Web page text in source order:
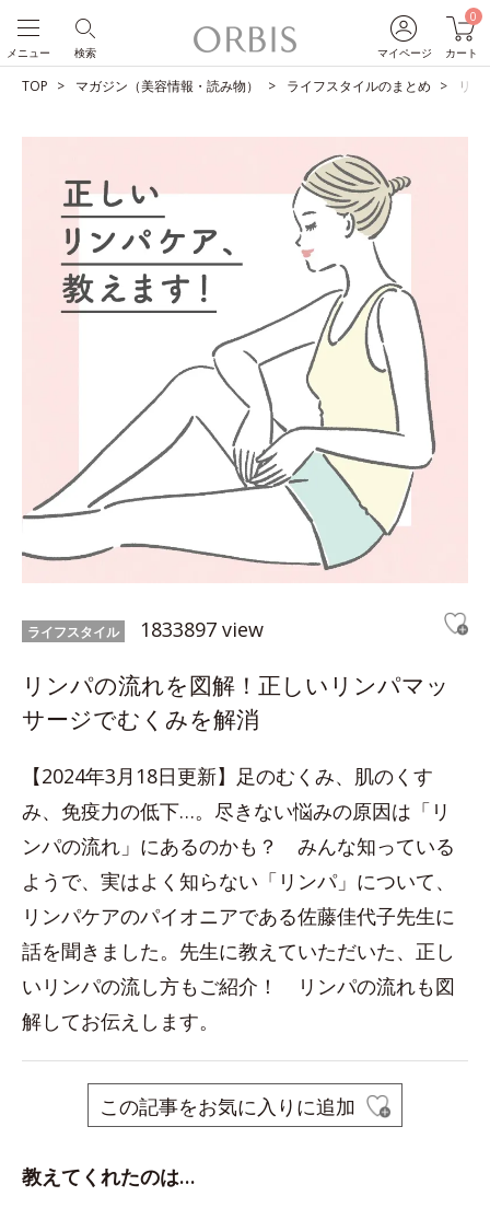
マイページ
0
カート
検索
メニュー
TOP マガジン（美容情報・読み物） ライフスタイルのまとめ リ
ライフスタイル 1833897 view
リンパの流れを図解！正しいリンパマッ
サージでむくみを解消
【2024年3月18日更新】足のむくみ、肌のくす
み、免疫力の低下…。尽きない悩みの原因は「リ
ンパの流れ」にあるのかも？ みんな知っている
ようで、実はよく知らない「リンパ」について、
リンパケアのパイオニアである佐藤佳代子先生に
話を聞きました。先生に教えていただいた、正し
いリンパの流し方もご紹介！ リンパの流れも図
解してお伝えします。
この記事をお気に入りに追加
教えてくれたのは…